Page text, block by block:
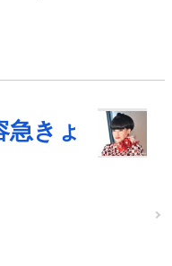
急きょ